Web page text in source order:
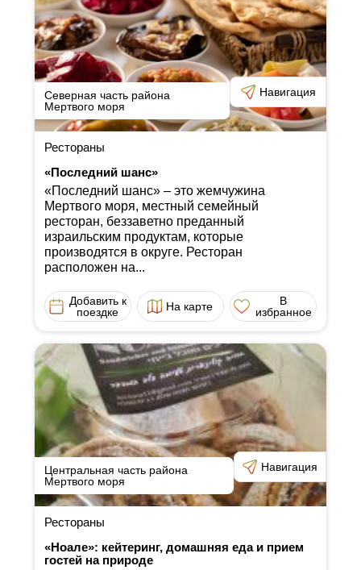
Северная часть района
Мертвого моря
Навигация
Рестораны
«Последний шанс»
«Последний шанс» ‒ это жемчужина
Мертвого моря, местный семейный
ресторан, беззаветно преданный
израильским продуктам, которые
производятся в округе. Ресторан
расположен на...
Добавить к
поездке
На карте
В
избранное
Центральная часть района
Мертвого моря
Навигация
Рестораны
«Ноале»: кейтеринг, домашняя еда и прием
гостей на природе